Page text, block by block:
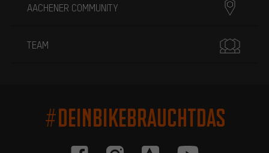
AACHENER COMMUNITY
TEAM
#DEINBIKEBRAUCHTDAS